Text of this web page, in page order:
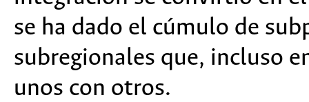
se ha dado el cúmulo de
subregionales que, incluso
unos con otros.